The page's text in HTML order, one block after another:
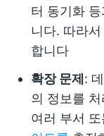
터 동기화
니다. 따라
합니다
확장 문제 :
의 정보를
여러 부서